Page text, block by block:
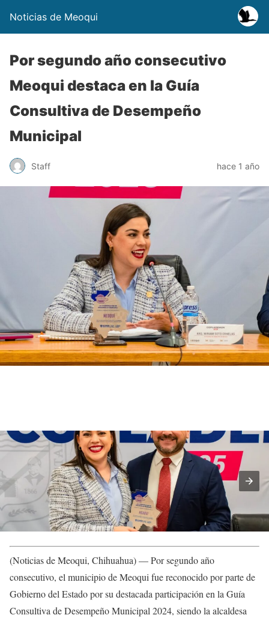
Noticias de Meoqui
Por segundo año consecutivo
Meoqui destaca en la Guía
Consultiva de Desempeño
Municipal
Staff hace 1 año
(Noticias de Meoqui, Chihuahua) — Por segundo año
consecutivo, el municipio de Meoqui fue reconocido por parte de
Gobierno del Estado por su destacada participación en la Guía
Consultiva de Desempeño Municipal 2024, siendo la alcaldesa